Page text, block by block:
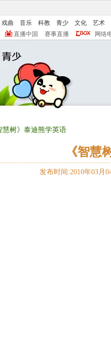
戏曲 音乐 科教 青少 文化
艺术
直播中国 赛事直播 网络
慧树》泰迪熊学英语
《智慧
发布时间:2010年03月